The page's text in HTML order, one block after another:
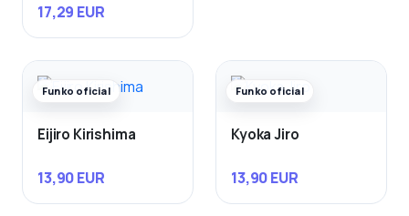
17,29 EUR
Funko oficial
Eijiro Kirishima
13,90 EUR
Funko oficial
Kyoka Jiro
13,90 EUR